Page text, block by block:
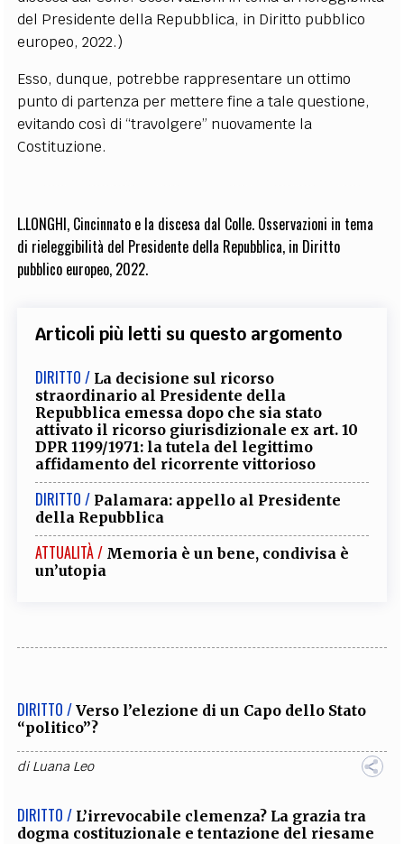
del Presidente della Repubblica, in Diritto pubblico
europeo, 2022.)
Esso, dunque, potrebbe rappresentare un ottimo
punto di partenza per mettere fine a tale questione,
evitando così di “travolgere” nuovamente la
Costituzione.
L.LONGHI, Cincinnato e la discesa dal Colle. Osservazioni in tema
di rieleggibilità del Presidente della Repubblica, in Diritto
pubblico europeo, 2022.
Articoli più letti su questo argomento
DIRITTO / La decisione sul ricorso
straordinario al Presidente della
Repubblica emessa dopo che sia stato
attivato il ricorso giurisdizionale ex art. 10
DPR 1199/1971: la tutela del legittimo
affidamento del ricorrente vittorioso
DIRITTO / Palamara: appello al Presidente
della Repubblica
ATTUALITÀ / Memoria è un bene, condivisa è
un’utopia
DIRITTO / Verso l’elezione di un Capo dello Stato
“politico”?
diLuana Leo
DIRITTO / L’irrevocabile clemenza? La grazia tra
dogma costituzionale e tentazione del riesame